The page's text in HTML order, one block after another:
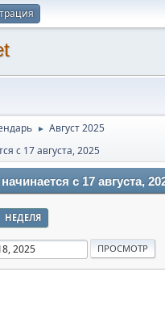
► Август 2025
с 17 августа, 2025
с 17 августа,
НЕДЕЛЯ